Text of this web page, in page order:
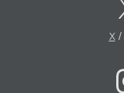
X/